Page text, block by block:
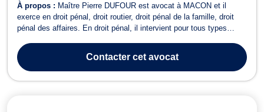
À propos : Maître Pierre DUFOUR est avocat à MACON et il
exerce en droit pénal, droit routier, droit pénal de la famille, droit
pénal des affaires. En droit pénal, il intervient pour tous types
aménagement de peine, commission de discipline en centre de
détention, r...
Contactercet avocat